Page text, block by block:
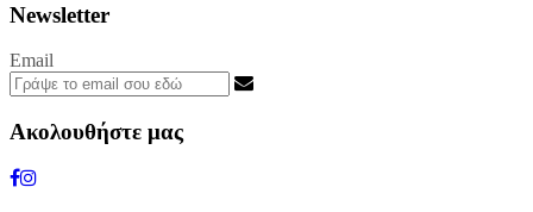
Newsletter
Email
Ακολουθήστε μας